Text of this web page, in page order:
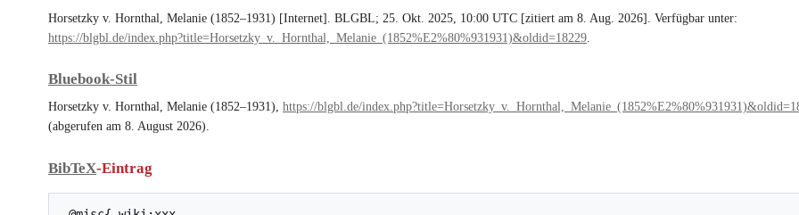
Horsetzky v. Hornthal, Melanie (1852–1931) [Internet]. BLGBL; 25. Okt. 2025, 10:00 UTC [zitiert am 8. Aug. 2026]. Verfügbar unter:
https://blgbl.de/index.php?title=Horsetzky_v._Hornthal,_Melanie_(1852%E2%80%931931)&oldid=18229
Bluebook-Stil
Horsetzky v. Hornthal, Melanie (1852–1931), https://blgbl.de/
(abgerufen am 8. August 2026).
BibTeX-Eintrag